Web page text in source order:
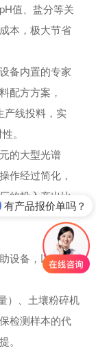
值、盐分等关
本，极大节省
备内置的专家
配方方案，
产线投料，实
。
的大型光谱
作经过简化，
的投入产出比
设备，以形成
）、土壤粉碎机
检测样本的代
。
有产品报价单吗？